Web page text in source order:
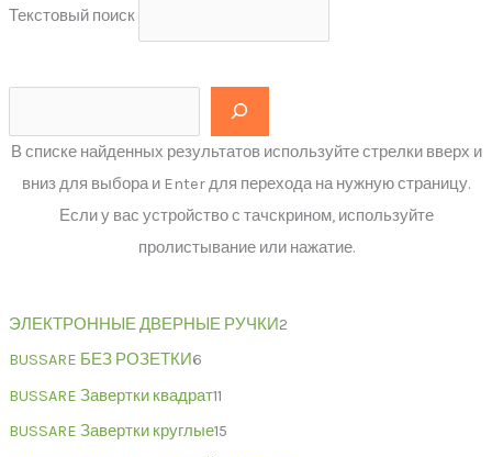
Текстовый поиск
В списке найденных результатов используйте стрелки вверх и
вниз для выбора и Enter для перехода на нужную страницу.
Если у вас устройство с тачскрином, используйте
пролистывание или нажатие.
ЭЛЕКТРОННЫЕ ДВЕРНЫЕ РУЧКИ2
BUSSARE БЕЗ РОЗЕТКИ6
BUSSARE Завертки квадрат11
BUSSARE Завертки круглые15